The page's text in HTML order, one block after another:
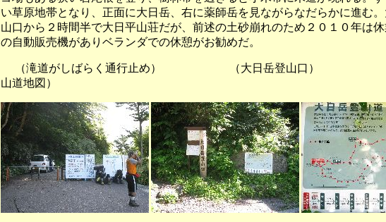
い草原地帯となり、正面に大日岳、右に薬師岳を見ながらなだらかに進む
山口から２時間半で大日平山荘だが、前述の土砂崩れのため２０１０年は
の自動販売機がありベランダでの休憩がお勧めだ。
（滝道がしばらく通行止め） （大日岳登山
山道地図）